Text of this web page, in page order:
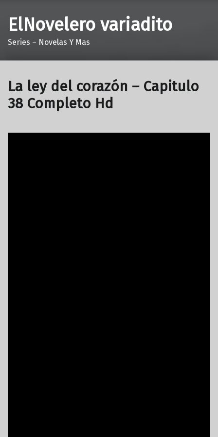
ElNovelero variadito
Series – Novelas Y Mas
La ley del corazón – Capitulo
38 Completo Hd